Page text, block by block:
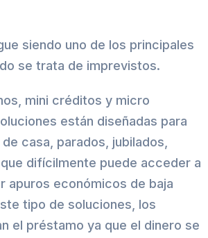
siendo uno de los principales
se trata de imprevistos.
mini créditos y micro
están diseñadas para
casa, parados, jubilados,
difícilmente puede acceder a
apuros económicos de baja
tipo de soluciones, los
el préstamo ya que el dinero se